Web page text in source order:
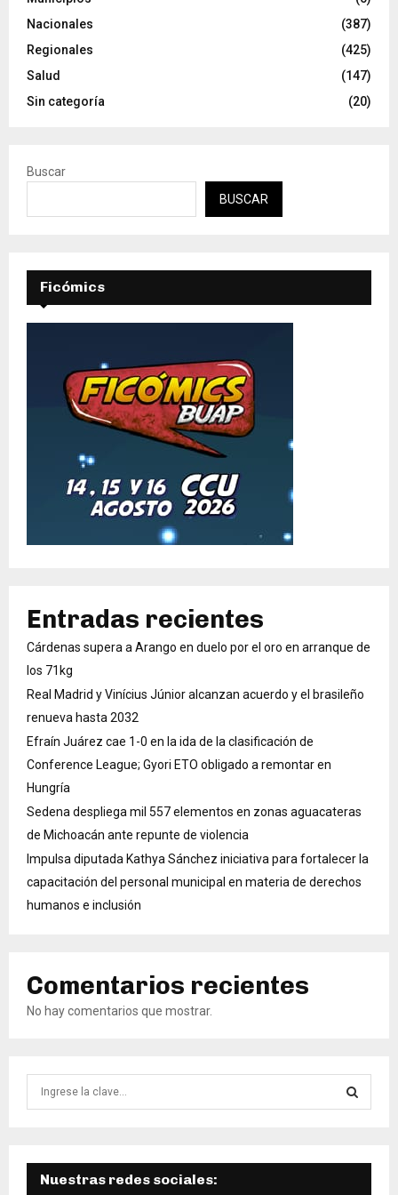
Nacionales
(387)
Regionales
(425)
Salud
(147)
Sin categoría
(20)
Buscar
BUSCAR
Ficómics
Entradas recientes
Cárdenas supera a Arango en duelo por el oro en arranque de
los 71kg
Real Madrid y Vinícius Júnior alcanzan acuerdo y el brasileño
renueva hasta 2032
Efraín Juárez cae 1-0 en la ida de la clasificación de
Conference League; Gyori ETO obligado a remontar en
Hungría
Sedena despliega mil 557 elementos en zonas aguacateras
de Michoacán ante repunte de violencia
Impulsa diputada Kathya Sánchez iniciativa para fortalecer la
capacitación del personal municipal en materia de derechos
humanos e inclusión
Comentarios recientes
No hay comentarios que mostrar.
Ú
Nuestras redes sociales: